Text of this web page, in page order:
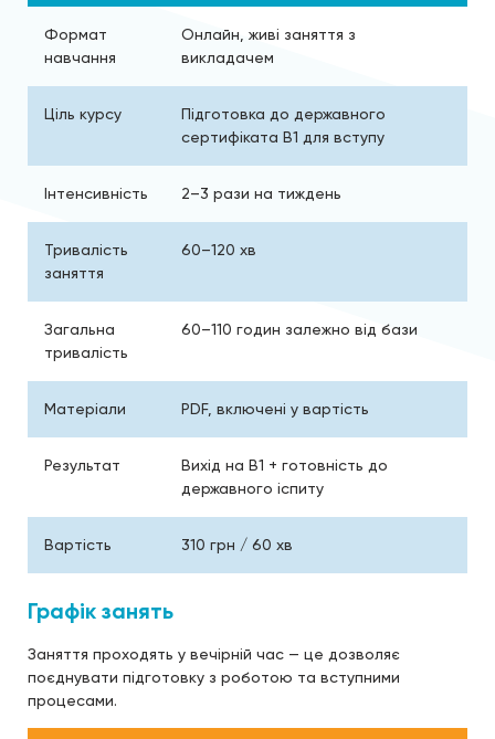
Формат
навчання
Онлайн, живі заняття з
викладачем
Ціль курсу
Підготовка до державного
сертифіката B1 для вступу
Інтенсивність 2–3 рази на тиждень
Тривалість
заняття
60–120 хв
Загальна
тривалість
60–110 годин залежно від бази
Матеріали PDF, включені у вартість
Результат
Вихід на B1 + готовність до
державного іспиту
Вартість 310 грн / 60 хв
Графік занять
Заняття проходять у вечірній час — це дозволяє
поєднувати підготовку з роботою та вступними
процесами.